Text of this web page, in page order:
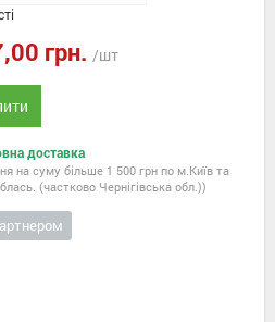
грн. /шт
доставка
на суму більше 1 500 грн по м.Київ та
(частково Чернігівська обл.))